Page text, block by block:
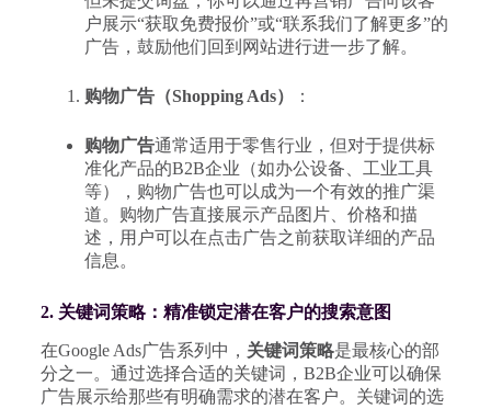
户展示“获取免费报价”或“联系我们了解更多”的
广告，鼓励他们回到网站进行进一步了解。
购物广告（Shopping Ads） ：
购物广告通常适用于零售行业，但对于提供标
准化产品的B2B企业（如办公设备、工业工具
等），购物广告也可以成为一个有效的推广渠
道。购物广告直接展示产品图片、价格和描
述，用户可以在点击广告之前获取详细的产品
信息。
2. 关键词策略：精准锁定潜在客户的搜索意图
在Google Ads广告系列中， 关键词策略是最核心的部
分之一。通过选择合适的关键词，B2B企业可以确保
广告展示给那些有明确需求的潜在客户。关键词的选